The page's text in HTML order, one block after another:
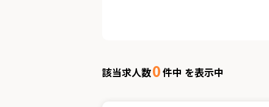
該当求人数0件中 を表示中